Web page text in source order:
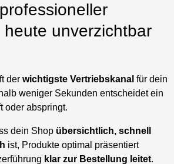
unverzichtbar
der wichtigste Vertriebskanal für dein
weniger Sekunden entscheidet ein
oder abspringt.
dein Shop übersichtlich, schnell
ist, Produkte optimal präsentiert
klar zur Bestellung leitet.